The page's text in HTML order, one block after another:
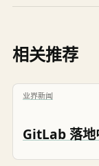
相关推荐
业界新闻